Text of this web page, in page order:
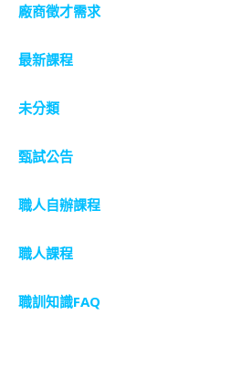
廠商徵才需求
最新課程
未分類
甄試公告
職人自辦課程
職人課程
職訓知識FAQ